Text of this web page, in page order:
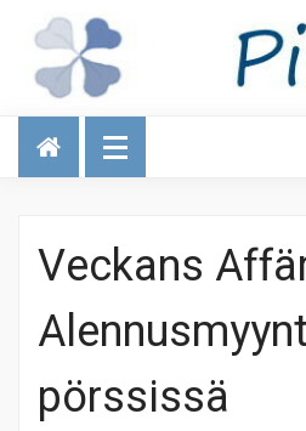
Talous
Veckans
pörssissä